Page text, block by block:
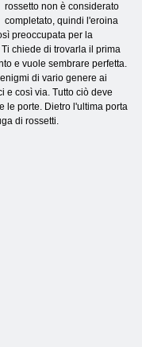
rossetto non è considerato
completato, quindi l'eroina
preoccupata per la
chiede di trovarla il prima
e vuole sembrare perfetta.
di vario genere ai
e così via. Tutto ciò deve
le porte. Dietro l'ultima porta
di rossetti.